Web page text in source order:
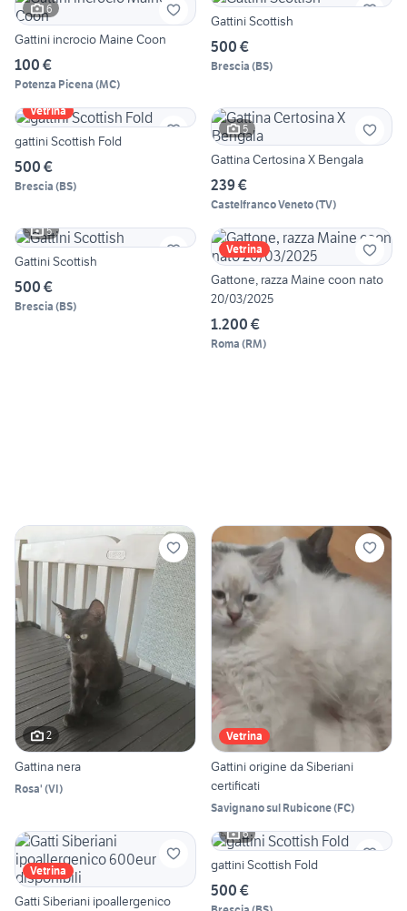
6
Gattini incrocio Maine Coon
100 €
Potenza Picena (MC)
Gattini Scottish
500 €
Brescia (BS)
Vetrina
gattini Scottish Fold
500 €
Brescia (BS)
5
Gattina Certosina X Bengala
239 €
Castelfranco Veneto(TV)
5
Gattini Scottish
500 €
Brescia (BS)
Vetrina
Gattone, razza Maine coon nato
20/03/2025
1.200 €
Roma (RM)
2
Gattina nera
Rosa' (VI)
Vetrina
Gattini origine da Siberiani
certificati
Savignano sul Rubicone(FC)
Vetrina
Gatti Siberiani ipoallergenico
6
gattini Scottish Fold
500 €